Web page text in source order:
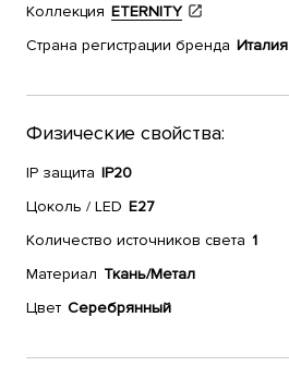
Коллекция ETERNITY
Страна регистрации бренда Италия
Физические свойства:
IP защита IP20
Цоколь / LED E27
Количество источников света 1
Материал Ткань/Метал
Цвет Серебрянный